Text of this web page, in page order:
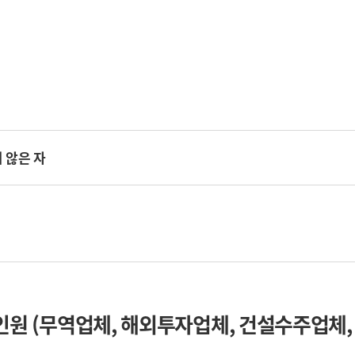
않은 자
(무역업체, 해외투자업체, 건설수주업